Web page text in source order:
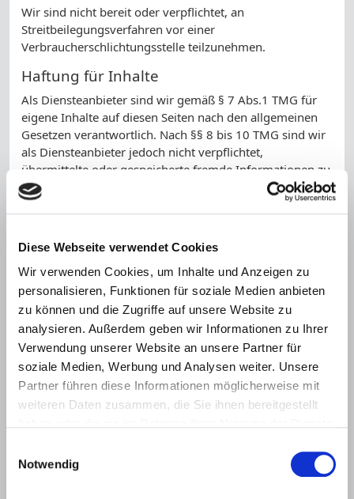
Diese Webseite verwendet Cookies
Wir verwenden Cookies, um Inhalte und Anzeigen zu
personalisieren, Funktionen für soziale Medien anbieten
zu können und die Zugriffe auf unsere Website zu
analysieren. Außerdem geben wir Informationen zu Ihrer
Verwendung unserer Website an unsere Partner für
soziale Medien, Werbung und Analysen weiter. Unsere
Partner führen diese Informationen möglicherweise mit
weiteren Daten zusammen, die Sie ihnen bereitgestellt
Notwendig
Wir sind nicht bereit oder verpflichtet, an
Streitbeilegungsverfahren vor einer
Verbraucherschlichtungsstelle teilzunehmen.
Haftung für Inhalte
Als Diensteanbieter sind wir gemäß § 7 Abs.1 TMG für
eigene Inhalte auf diesen Seiten nach den allgemeinen
Gesetzen verantwortlich. Nach §§ 8 bis 10 TMG sind wir
als Diensteanbieter jedoch nicht verpflichtet,
übermittelte oder gespeicherte fremde Informationen zu
überwachen oder nach Umständen zu forschen, die auf
eine rechtswidrige Tätigkeit hinweisen.
Nutzung von Informationen nach den allgemeinen
Gesetzen bleiben hiervon unberührt. Eine diesbezügliche
Haftung ist jedoch erst ab dem Zeitpunkt der Kenntnis
einer konkreten Rechtsverletzung möglich. Bei
Bekanntwerden von entsprechenden Rechtsverletzungen
werden wir diese Inhalte umgehend entfernen.
Haftung für Links
Unser Angebot enthält Links zu externen Websites
Dritter, auf deren Inhalte wir keinen Einfluss haben.
verlinkten Seiten ist stets der jeweilige Anbieter oder
Betreiber der Seiten verantwortlich. Die verlinkten Seiten